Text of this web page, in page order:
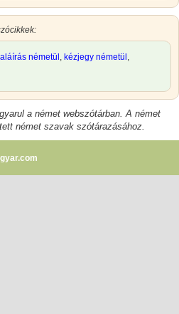
aláírás németül , kézjegy németül ,
a német webszótárban. A német
német szavak szótárazásához.